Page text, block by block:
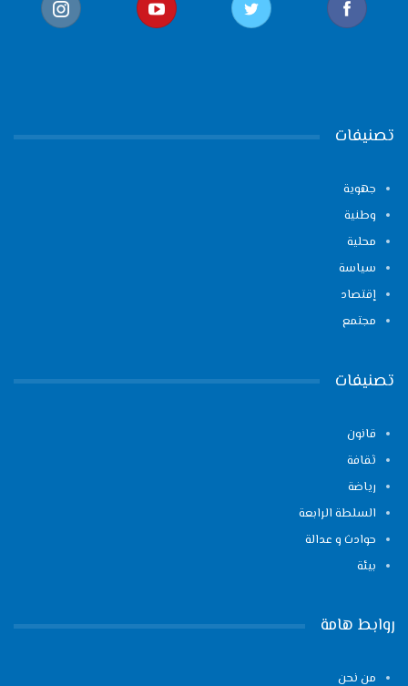
تصنيفات
جهوية
وطنية
محلية
سياسة
إقتصاد
مجتمع
تصنيفات
قانون
ثقافة
رياضة
السلطة الرابعة
حوادث و عدالة
بيئة
روابط هامة
من نحن